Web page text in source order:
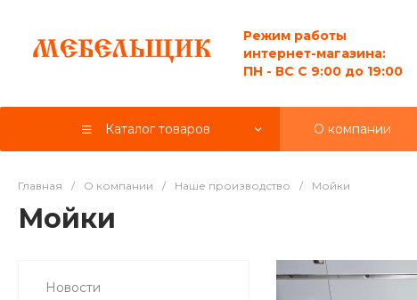
Режим работы
интернет-магазина:
ПН - ВС C 9:00 до 19:00
Каталог товаров О компании
Главная / О компании / Наше производство / Мойки
Мойки
Новости